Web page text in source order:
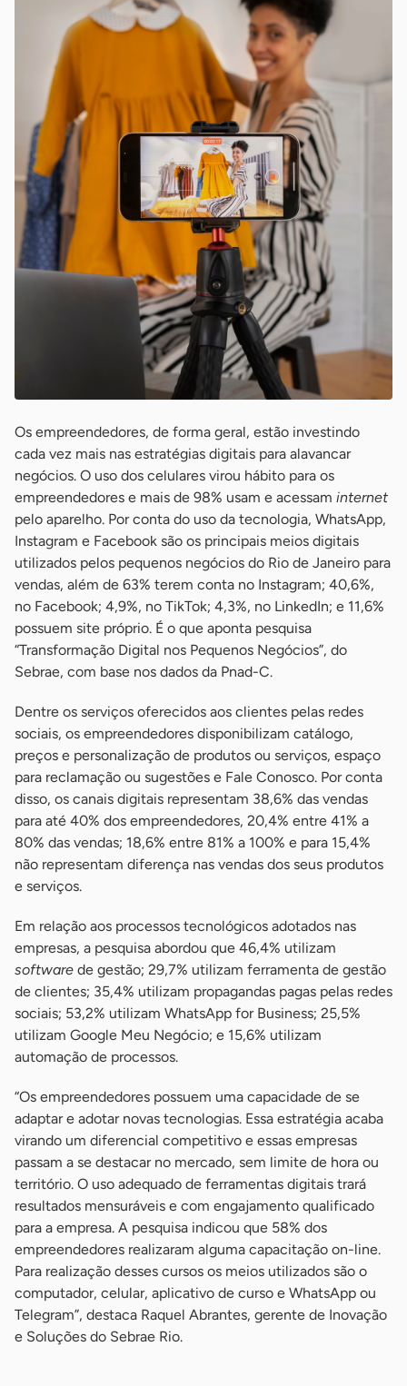
Os empreendedores, de forma geral, estão investindo
cada vez mais nas estratégias digitais para alavancar
negócios. O uso dos celulares virou hábito para os
empreendedores e mais de 98% usam e acessam internet
pelo aparelho. Por conta do uso da tecnologia, WhatsApp,
Instagram e Facebook são os principais meios digitais
utilizados pelos pequenos negócios do Rio de Janeiro para
vendas, além de 63% terem conta no Instagram; 40,6%,
no Facebook; 4,9%, no TikTok; 4,3%, no LinkedIn; e 11,6%
possuem site próprio. É o que aponta pesquisa
“Transformação Digital nos Pequenos Negócios”, do
Sebrae, com base nos dados da Pnad-C.
Dentre os serviços oferecidos aos clientes pelas redes
sociais, os empreendedores disponibilizam catálogo,
preços e personalização de produtos ou serviços, espaço
para reclamação ou sugestões e Fale Conosco. Por conta
disso, os canais digitais representam 38,6% das vendas
para até 40% dos empreendedores, 20,4% entre 41% a
80% das vendas; 18,6% entre 81% a 100% e para 15,4%
não representam diferença nas vendas dos seus produtos
e serviços.
Em relação aos processos tecnológicos adotados nas
empresas, a pesquisa abordou que 46,4% utilizam
software de gestão; 29,7% utilizam ferramenta de gestão
de clientes; 35,4% utilizam propagandas pagas pelas redes
sociais; 53,2% utilizam WhatsApp for Business; 25,5%
utilizam Google Meu Negócio; e 15,6% utilizam
automação de processos.
“Os empreendedores possuem uma capacidade de se
adaptar e adotar novas tecnologias. Essa estratégia acaba
virando um diferencial competitivo e essas empresas
passam a se destacar no mercado, sem limite de hora ou
território. O uso adequado de ferramentas digitais trará
resultados mensuráveis e com engajamento qualificado
para a empresa. A pesquisa indicou que 58% dos
empreendedores realizaram alguma capacitação on-line.
Para realização desses cursos os meios utilizados são o
computador, celular, aplicativo de curso e WhatsApp ou
Telegram”, destaca Raquel Abrantes, gerente de Inovação
e Soluções do Sebrae Rio.